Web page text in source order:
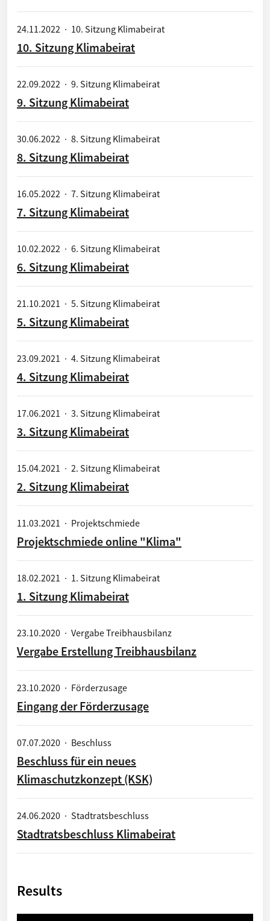
24.11.2022 · 10. Sitzung Klimabeirat
10. Sitzung Klimabeirat
22.09.2022 · 9. Sitzung Klimabeirat
9. Sitzung Klimabeirat
30.06.2022 · 8. Sitzung Klimabeirat
8. Sitzung Klimabeirat
16.05.2022 · 7. Sitzung Klimabeirat
7. Sitzung Klimabeirat
10.02.2022 · 6. Sitzung Klimabeirat
6. Sitzung Klimabeirat
21.10.2021 · 5. Sitzung Klimabeirat
5. Sitzung Klimabeirat
23.09.2021 · 4. Sitzung Klimabeirat
4. Sitzung Klimabeirat
17.06.2021 · 3. Sitzung Klimabeirat
3. Sitzung Klimabeirat
15.04.2021 · 2. Sitzung Klimabeirat
2. Sitzung Klimabeirat
11.03.2021 · Projektschmiede
Projektschmiede online "Klima"
18.02.2021 · 1. Sitzung Klimabeirat
1. Sitzung Klimabeirat
23.10.2020 · Vergabe Treibhausbilanz
Vergabe Erstellung Treibhausbilanz
23.10.2020 · Förderzusage
Eingang der Förderzusage
07.07.2020 · Beschluss
Beschluss für ein neues
Klimaschutzkonzept (KSK)
24.06.2020 · Stadtratsbeschluss
Stadtratsbeschluss Klimabeirat
Results